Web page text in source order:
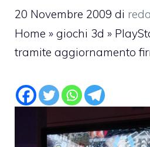
20 Novembre 2009 di
Home » giochi 3d »
tramite aggiornamento